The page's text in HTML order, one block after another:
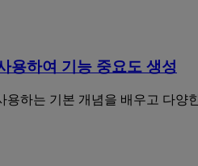
용하여 기능 중요도 생성
용하는 기본 개념을 배우고 다양